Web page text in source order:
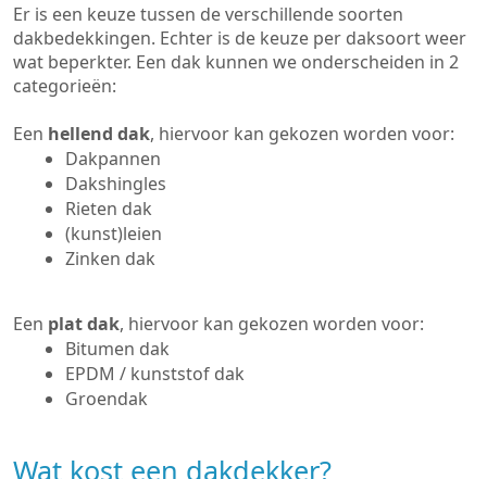
Er is een keuze tussen de verschillende soorten
dakbedekkingen. Echter is de keuze per daksoort weer
wat beperkter. Een dak kunnen we onderscheiden in 2
categorieën:
Een hellend dak, hiervoor kan gekozen worden voor:
Dakpannen
Dakshingles
Rieten dak
(kunst)leien
Zinken dak
Een plat dak, hiervoor kan gekozen worden voor:
Bitumen dak
EPDM / kunststof dak
Groendak
Wat kost een dakdekker?